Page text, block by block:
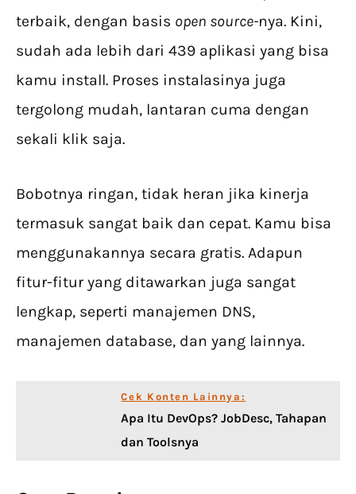
terbaik, dengan basis open source-nya. Kini,
sudah ada lebih dari 439 aplikasi yang bisa
kamu install. Proses instalasinya juga
tergolong mudah, lantaran cuma dengan
sekali klik saja.
Bobotnya ringan, tidak heran jika kinerja
termasuk sangat baik dan cepat. Kamu bisa
menggunakannya secara gratis. Adapun
fitur-fitur yang ditawarkan juga sangat
lengkap, seperti manajemen DNS,
manajemen database, dan yang lainnya.
Cek Konten Lainnya:
Apa Itu DevOps? JobDesc, Tahapan
dan Toolsnya